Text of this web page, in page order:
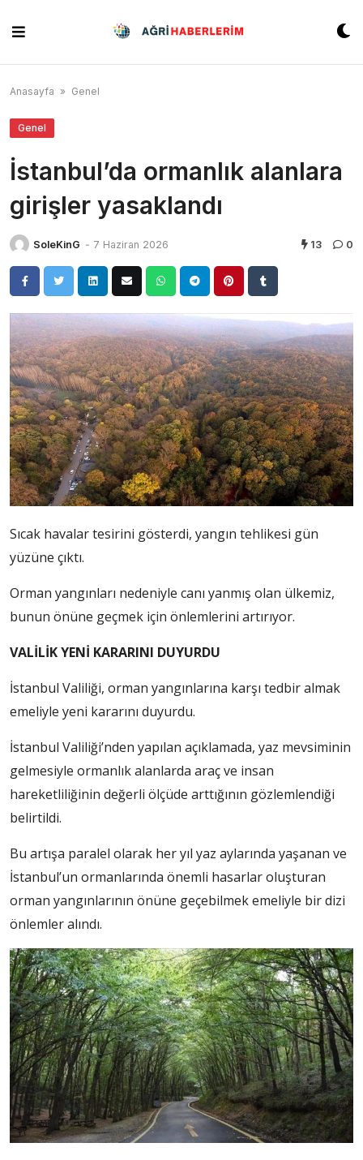
content
Anasayfa » Genel
Genel
İstanbul’da ormanlık alanlara
girişler yasaklandı
SoleKinG - 7 Haziran 2026 13 0
Sıcak havalar tesirini gösterdi, yangın tehlikesi gün
yüzüne çıktı.
Orman yangınları nedeniyle canı yanmış olan ülkemiz,
bunun önüne geçmek için önlemlerini artırıyor.
VALİLİK YENİ KARARINI DUYURDU
İstanbul Valiliği, orman yangınlarına karşı tedbir almak
emeliyle yeni kararını duyurdu.
İstanbul Valiliği’nden yapılan açıklamada, yaz mevsiminin
gelmesiyle ormanlık alanlarda araç ve insan
hareketliliğinin değerli ölçüde arttığının gözlemlendiği
belirtildi.
Bu artışa paralel olarak her yıl yaz aylarında yaşanan ve
İstanbul’un ormanlarında önemli hasarlar oluşturan
orman yangınlarının önüne geçebilmek emeliyle bir dizi
önlemler alındı.